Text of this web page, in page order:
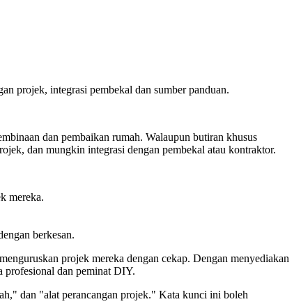
projek, integrasi pembekal dan sumber panduan.
dan pembaikan rumah. Walaupun butiran khusus
dan mungkin integrasi dengan pembekal atau kontraktor.
mereka.
berkesan.
projek mereka dengan cekap. Dengan menyediakan
profesional dan peminat DIY.
dan "alat perancangan projek." Kata kunci ini boleh